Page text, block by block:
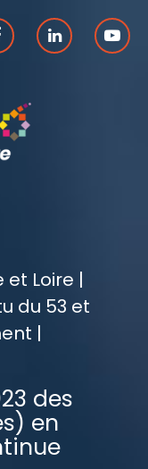
Loire |
du 53 et
|
des
en